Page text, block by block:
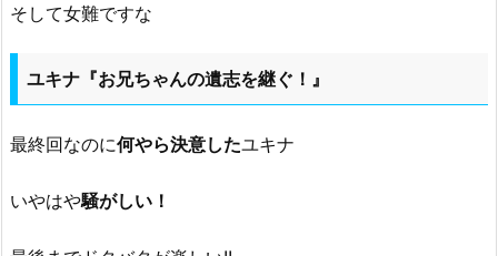
そして女難ですな
ユキナ『お兄ちゃんの遺志を継ぐ！』
最終回なのに何やら決意したユキナ
いやはや騒がしい！